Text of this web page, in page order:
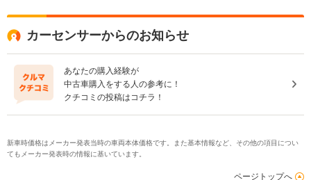
カーセンサーからのお知らせ
あなたの購入経験が
中古車購入をする人の参考に！
クチコミの投稿はコチラ！
新車時価格はメーカー発表当時の車両本体価格です。また基本情報など、その他の項目につい
てもメーカー発表時の情報に基いています。
ページトップへ